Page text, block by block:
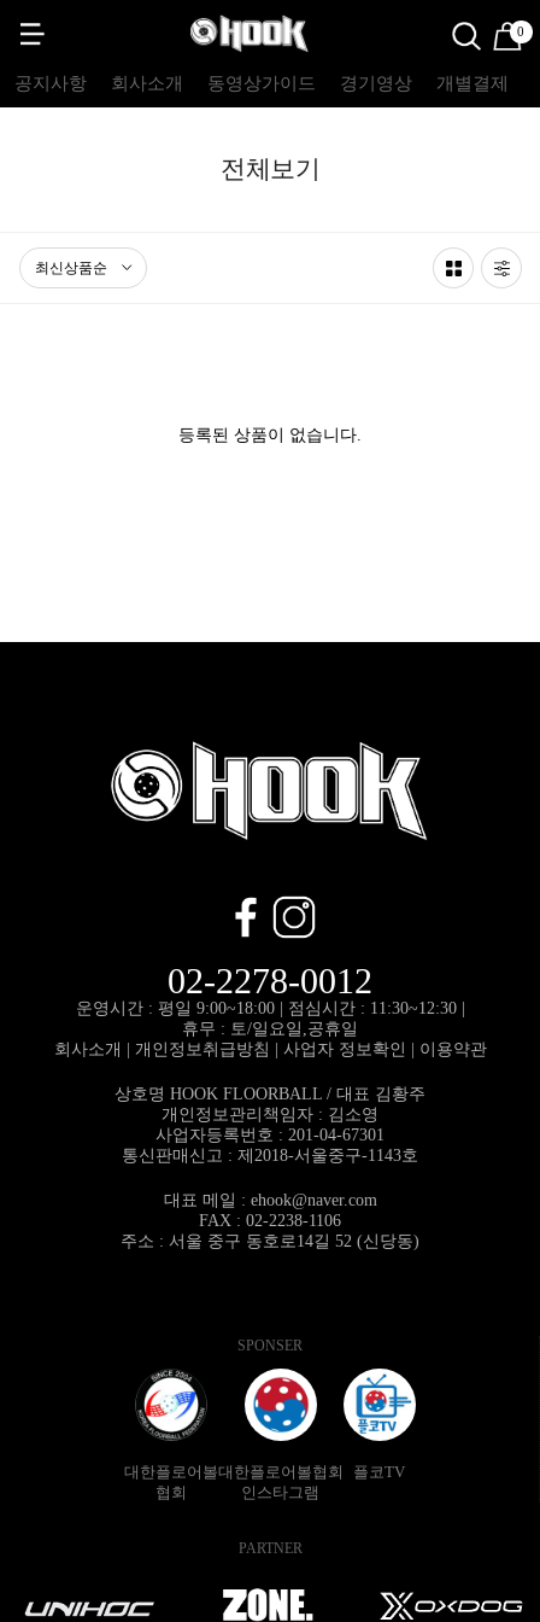
0
공지사항 회사소개 동영상가이드 경기영상 개별결제
전체보기
등록된 상품이 없습니다.
02-2278-0012
운영시간 : 평일 9:00~18:00 | 점심시간 : 11:30~12:30 |
휴무 : 토/일요일,공휴일
회사소개
개인정보취급방침 사업자 정보확인 이용약관
상호명 HOOK FLOORBALL / 대표 김황주
개인정보관리책임자 : 김소영
사업자등록번호 : 201-04-67301
통신판매신고 : 제2018-서울중구-1143호
대표 메일 : ehook@naver.com
FAX : 02-2238-1106
주소 : 서울 중구 동호로14길 52 (신당동)
SPONSER
대한플로어볼
협회
대한플로어볼협회
인스타그램
플코TV
PARTNER